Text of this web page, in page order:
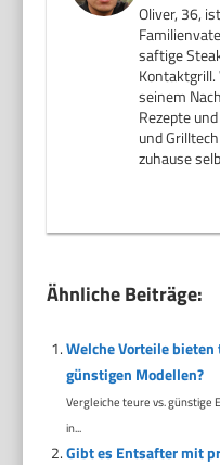
Oliver, 36,
saftige
seinem
Rezepte
und
zuhause
Ähnliche Beiträge:
Welche Vorteile
günstigen Modellen?
Vergleiche teure vs. günstige
in...
Gibt es Entsafter mit